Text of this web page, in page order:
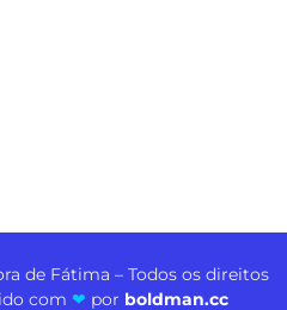
de Fátima – Todos os direitos
com ❤ por boldman.cc